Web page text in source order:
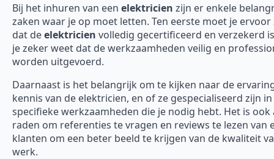
Bij het inhuren van een elektricien zijn er enkele
zaken waar je op moet letten. Ten eerste moet je
dat deelektricien volledig gecertificeerd en verzekerd
je zeker weet dat de werkzaamheden veilig en
worden uitgevoerd.
Daarnaast is het belangrijk om te kijken naar de
kennis van de elektricien, en of ze gespecialiseerd zijn
specifieke werkzaamheden die je nodig hebt. Het is ook
raden om referenties te vragen en reviews te lezen van
klanten om een beter beeld te krijgen van de kwaliteit
werk.